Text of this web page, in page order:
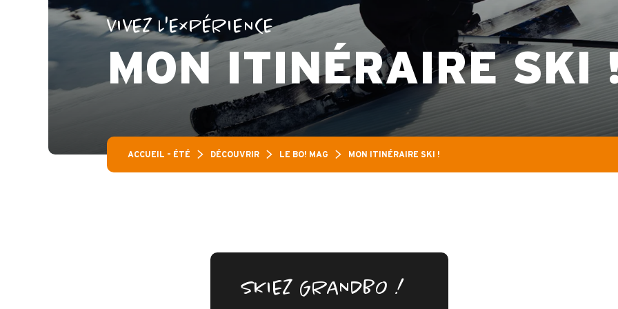
VIVEZ L'EXPÉRIENCE
MON ITINÉRAIRE SKI
ACCUEIL – ÉTÉ DÉCOUVRIR LE BO! MAG MON ITINÉRAIRE SKI !
SKIEZ GRANDBO !